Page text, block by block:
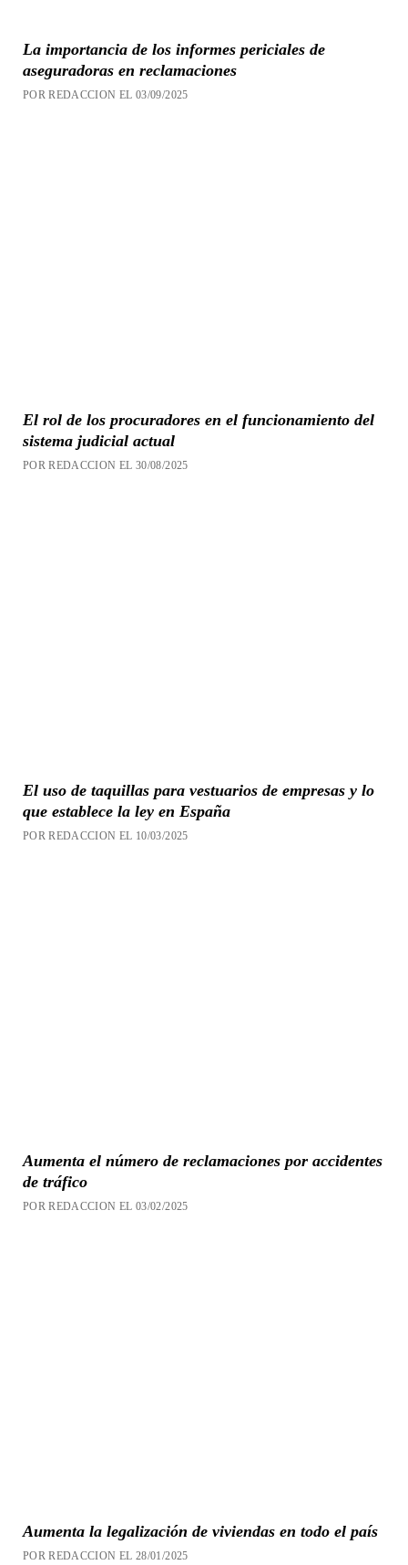
La importancia de los informes periciales de
aseguradoras en reclamaciones
POR REDACCION EL 03/09/2025
El rol de los procuradores en el funcionamiento del
sistema judicial actual
POR REDACCION EL 30/08/2025
El uso de taquillas para vestuarios de empresas y lo
que establece la ley en España
POR REDACCION EL 10/03/2025
Aumenta el número de reclamaciones por accidentes
de tráfico
POR REDACCION EL 03/02/2025
Aumenta la legalización de viviendas en todo el país
POR REDACCION EL 28/01/2025